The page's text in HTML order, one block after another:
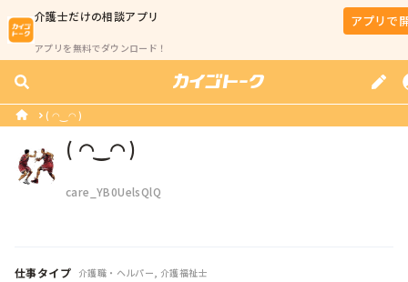
介護士だけの相談アプリ
アプリを無料でダウンロード！
アプリで
( ◠‿◠ )
( ◠‿◠ )
care_YB0UelsQlQ
仕事タイプ 介護職・ヘルパー, 介護福祉士